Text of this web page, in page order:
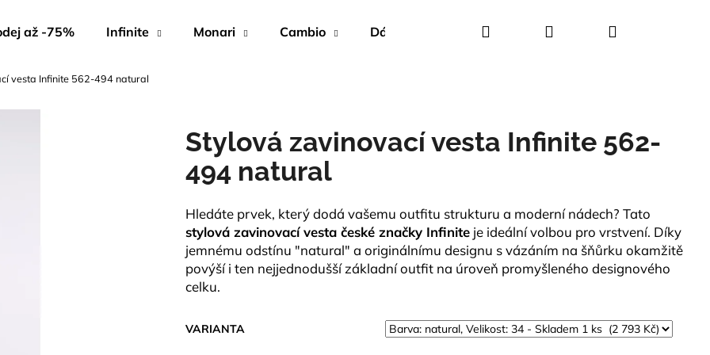
až -75% Infinite Monari Cambio Dárkové poukazy Creenstone
Hledat PřihlášeníNákupní
vesta Infinite 562-494 natural
Stylová zavinovací vesta Infinite 562-
494 natural
Hledáte prvek, který dodá vašemu outfitu strukturu a moderní nádech? Tato
stylová zavinovací vesta české značky Infinite je ideální volbou pro vrstvení. Díky
jemnému odstínu "natural" a originálnímu designu s vázáním na šňůrku okamžitě
povýší i ten nejjednodušší základní outfit na úroveň promyšleného designového
celku.
VARIANTA
Co potřebujete najít?
HLEDAT